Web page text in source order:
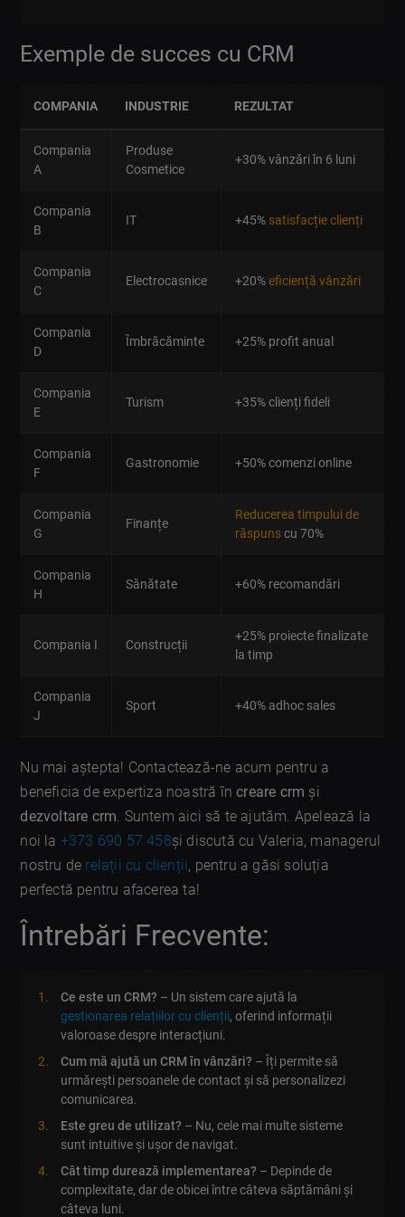
Exemple de succes cu CRM
COMPANIA INDUSTRIE REZULTAT
Compania
A
Produse
Cosmetice
+30% vânzări în 6 luni
Compania
B
IT +45% satisfacție clienți
Compania
C
Electrocasnice +20%eficiență vânzări
Compania
D
Îmbrăcăminte +25% profit anual
Compania
E
Turism +35% clienți fideli
Compania
F
Gastronomie +50% comenzi online
Compania
G
Finanțe
Reducerea timpului de
răspunscu 70%
Compania
H
Sănătate +60% recomandări
Compania I Construcții
+25% proiecte finalizate
la timp
Compania
J
Sport +40% adhoc sales
Nu mai aștepta! Contactează-ne acum pentru a
beneficia de expertiza noastră încreare crm și
dezvoltare crm. Suntem aici să te ajutăm. Apelează la
noi la +373 690 57 458și discută cu Valeria, managerul
nostru de relații cu clienții, pentru a găsi soluția
perfectă pentru afacerea ta!
Întrebări Frecvente:
Ce este un CRM? – Un sistem care ajută la
gestionarea relațiilor cu clienții, oferind informații
valoroase despre interacțiuni.
Cum mă ajută un CRM în vânzări? – Îți permite să
urmărești persoanele de contact și să personalizezi
comunicarea.
Este greu de utilizat? – Nu, cele mai multe sisteme
sunt intuitive și ușor de navigat.
Cât timp durează implementarea? – Depinde de
complexitate, dar de obicei între câteva săptămâni și
câteva luni.